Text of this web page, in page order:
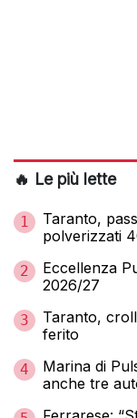
🔥 Le più lette
1
Taranto,
polverizzati
2
Eccellenza
2026/27
3
Taranto,
ferito
4
Marina di
anche tre